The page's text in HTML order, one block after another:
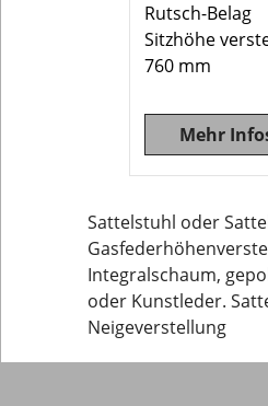
Rutsch-Belag
Sitzhöhe
760 mm
Mehr
Sattelstuhl oder
Integralschaum,
oder Kunstleder.
Neigeverstellung